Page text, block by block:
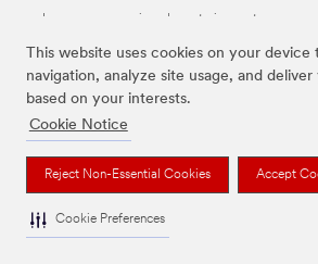
This website uses cookies on your device
navigation, analyze site usage, and
based on your interests.
Cookie Notice
Reject Non-Essential Cookies Accept
Cookie Preferences
Las marcas mencionadas anteriormente son